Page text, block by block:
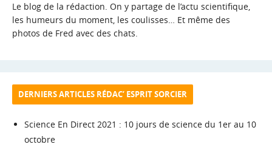
Le blog de la rédaction. On y partage de l’actu scientifique,
les humeurs du moment, les coulisses… Et même des
photos de Fred avec des chats.
DERNIERS ARTICLES RÉDAC’ ESPRIT SORCIER
Science En Direct 2021 : 10 jours de science du 1er au 10
octobre